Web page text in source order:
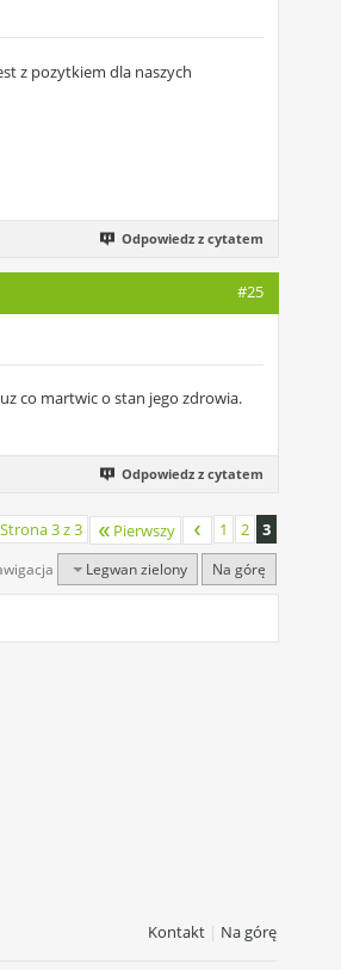
z pozytkiem dla naszych
Odpowiedz z cytatem
#25
co martwic o stan jego zdrowia.
Odpowiedz z cytatem
Strona 3 z 3 Pierwszy 1 2 3
Legwan zielony Na górę
Kontakt | Na górę